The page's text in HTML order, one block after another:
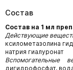
Состав
Состав на 1 мл
Действующие
натрия
Вспомогательные
дигидрофосфат,